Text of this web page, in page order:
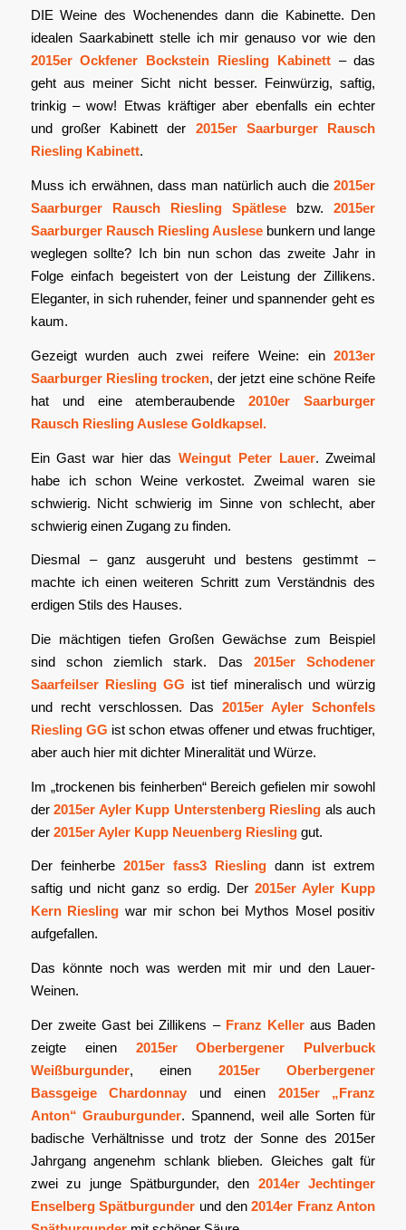
DIE Weine des Wochenendes dann die Kabinette. Den
idealen Saarkabinett stelle ich mir genauso vor wie den
2015er Ockfener Bockstein Riesling Kabinett– das
geht aus meiner Sicht nicht besser. Feinwürzig, saftig,
trinkig – wow! Etwas kräftiger aber ebenfalls ein echter
und großer Kabinett der 2015er Saarburger Rausch
Riesling Kabinett.
Muss ich erwähnen, dass man natürlich auch die2015er
Saarburger Rausch Riesling Spätlese bzw. 2015er
Saarburger Rausch Riesling Auslese bunkern und lange
weglegen sollte? Ich bin nun schon das zweite Jahr in
Folge einfach begeistert von der Leistung der Zillikens.
Eleganter, in sich ruhender, feiner und spannender geht es
kaum.
Gezeigt wurden auch zwei reifere Weine: ein2013er
Saarburger Riesling trocken, der jetzt eine schöne Reife
hat und eine atemberaubende2010er Saarburger
Rausch Riesling Auslese Goldkapsel.
Ein Gast war hier dasWeingut Peter Lauer. Zweimal
habe ich schon Weine verkostet. Zweimal waren sie
schwierig. Nicht schwierig im Sinne von schlecht, aber
schwierig einen Zugang zu finden.
Diesmal – ganz ausgeruht und bestens gestimmt –
machte ich einen weiteren Schritt zum Verständnis des
erdigen Stils des Hauses.
Die mächtigen tiefen Großen Gewächse zum Beispiel
sind schon ziemlich stark. Das2015er Schodener
Saarfeilser Riesling GG ist tief mineralisch und würzig
und recht verschlossen. Das2015er Ayler Schonfels
Riesling GG ist schon etwas offener und etwas fruchtiger,
aber auch hier mit dichter Mineralität und Würze.
Im „trockenen bis feinherben“ Bereich gefielen mir sowohl
der2015er Ayler Kupp Unterstenberg Riesling als auch
der 2015er Ayler Kupp Neuenberg Rieslinggut.
Der feinherbe 2015er fass3 Riesling dann ist extrem
saftig und nicht ganz so erdig. Der2015er Ayler Kupp
Kern Riesling war mir schon bei Mythos Mosel positiv
aufgefallen.
Das könnte noch was werden mit mir und den Lauer-
Weinen.
Der zweite Gast bei Zillikens – Franz Keller aus Baden
zeigte einen 2015er Oberbergener Pulverbuck
Weißburgunder, einen 2015er Oberbergener
Bassgeige Chardonnay und einen 2015er „Franz
Anton“ Grauburgunder. Spannend, weil alle Sorten für
badische Verhältnisse und trotz der Sonne des 2015er
Jahrgang angenehm schlank blieben. Gleiches galt für
zwei zu junge Spätburgunder, den 2014er Jechtinger
Enselberg Spätburgunder und den2014er Franz Anton